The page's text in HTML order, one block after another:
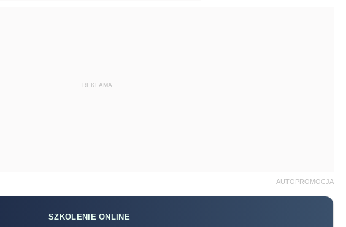
REKLAMA
AUTOPROMOCJA
SZKOLENIE ONLINE